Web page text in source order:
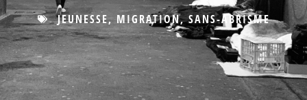
JEUNESSE,MIGRATION,SANS-ABRISME